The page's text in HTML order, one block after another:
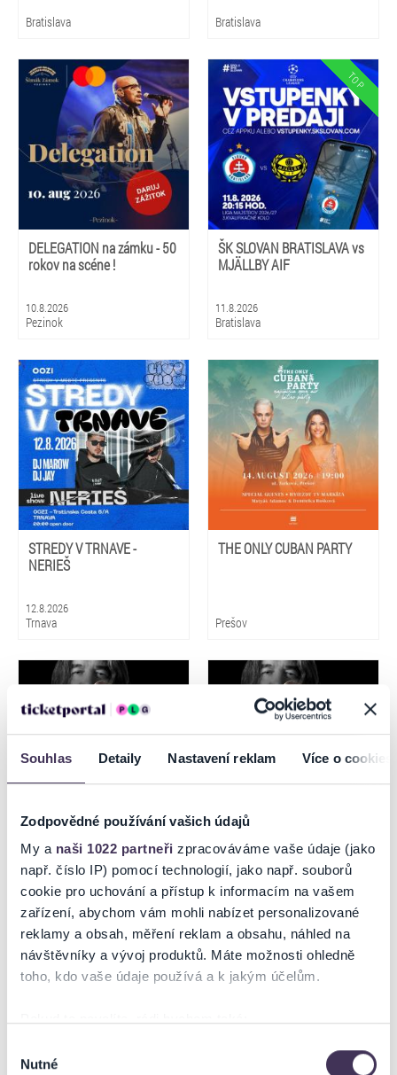
Souhlas Detaily Nastavení reklam Více o cookies
Zodpovědné používání vašich údajů
My a naši 1022 partneři zpracováváme vaše údaje (jako
např. číslo IP) pomocí technologií, jako např. souborů
cookie pro uchování a přístup k informacím na vašem
zařízení, abychom vám mohli nabízet personalizované
reklamy a obsah, měření reklam a obsahu, náhled na
návštěvníky a vývoj produktů. Máte možnosti ohledně
toho, kdo vaše údaje používá a k jakým účelům.
které mohou být přesné na několik metrů
souhlasu
Nutné
Bratislava Bratislava
DELEGATION na zámku - 50
rokov na scéne !
10.8.2026
Pezinok
ŠK SLOVAN BRATISLAVA vs
MJÄLLBY AIF
11.8.2026
Bratislava
STREDY V TRNAVE -
NERIEŠ
12.8.2026
Trnava
THE ONLY CUBAN PARTY
Prešov
DRUPI - 50 ANNI TOUR
15.8.2026
Trnava
DRUPI - 50 ANNI TOUR
MARTIN
16.8.2026
Martin